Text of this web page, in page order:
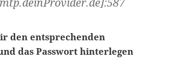
den entsprechenden
das Passwort hinterlegen